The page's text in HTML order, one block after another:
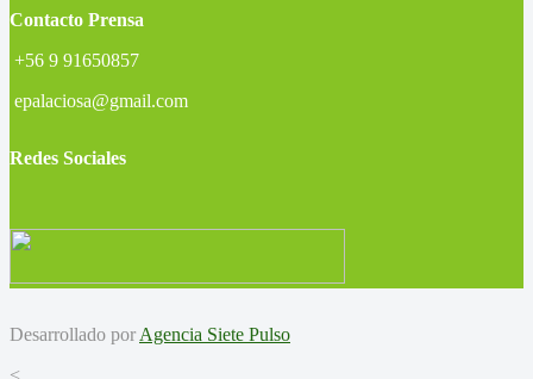
Contacto Prensa
+56 9 91650857
epalaciosa@gmail.com
Redes Sociales
Desarrollado por Agencia Siete Pulso